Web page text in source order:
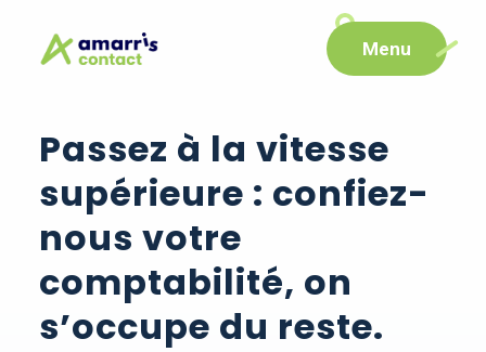
au
contenu
Menu
Passez à la vitesse
supérieure : confiez-
nous votre
comptabilité, on
s’occupe du reste.